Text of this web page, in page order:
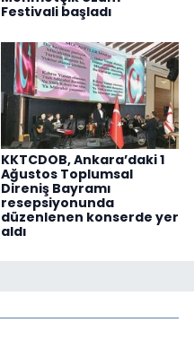
Festivali başladı
KKTCDOB, Ankara’daki 1
Ağustos Toplumsal
Direniş Bayramı
resepsiyonunda
düzenlenen konserde yer
aldı